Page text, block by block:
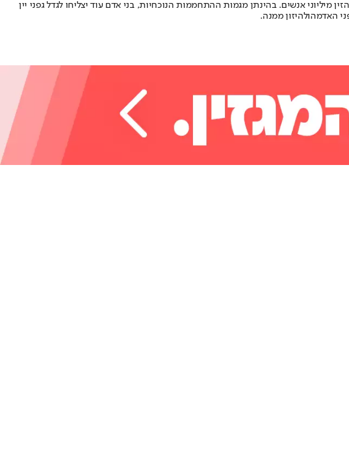
אנשים. בהינתן מגמות ההתחממות הנוכחיות, בני אדם עוד יצליחו לגדל גפני יין
האדמהולהיזון ממנה.